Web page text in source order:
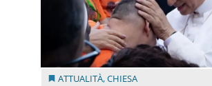
ATTUALITÀ,CHIESA